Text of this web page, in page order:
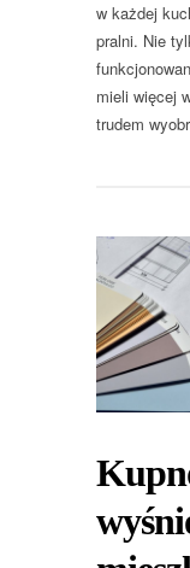
w każdej
pralni. Nie
mieli więcej
trudem